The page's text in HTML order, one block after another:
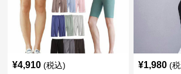
¥4,910 (税込) ¥1,980 (